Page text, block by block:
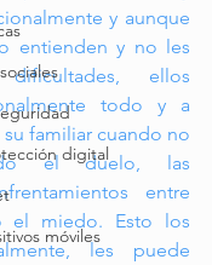
digital
móviles
y aunque
entienden y no les
ellos
todo y a
familiar cuando no
el duelo, las
entre
el miedo. Esto los
les puede